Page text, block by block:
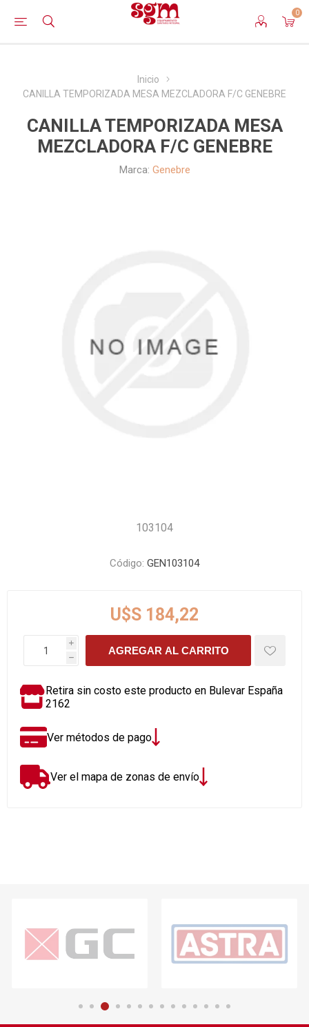
0
Inicio
CANILLA TEMPORIZADA MESA MEZCLADORA F/C GENEBRE
CANILLA TEMPORIZADA MESA
MEZCLADORA F/C GENEBRE
Marca: Genebre
103104
Código: GEN103104
U$S 184,22
i
h
AGREGAR AL CARRITO
Retira sin costo este producto en Bulevar España
2162
Ver métodos de pago
Ver el mapa de zonas de envío